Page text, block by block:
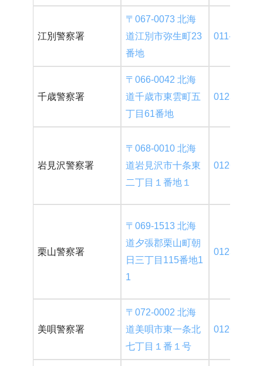
江別警察署
〒067-0073 北海
道江別市弥生町23
番地
011-382-
千歳警察署
〒066-0042 北海
道千歳市東雲町五
丁目61番地
0123-42-
岩見沢警察署
〒068-0010 北海
道岩見沢市十条東
二丁目１番地１
0126-22-
栗山警察署
〒069-1513 北海
道夕張郡栗山町朝
日三丁目115番地1
1
0123-72-
美唄警察署
〒072-0002 北海
道美唄市東一条北
七丁目１番１号
0126-63-